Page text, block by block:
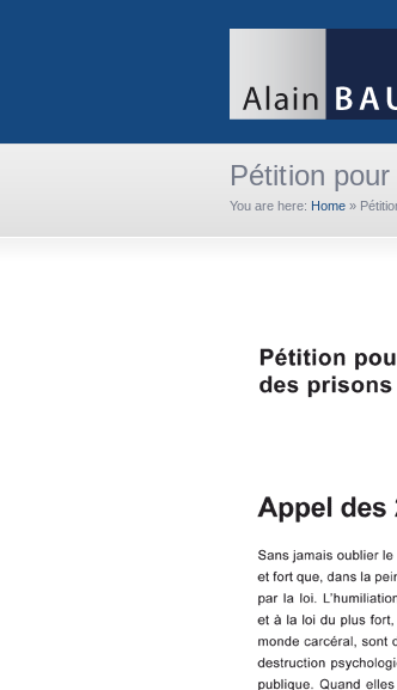
Pétition
You are here: Home »